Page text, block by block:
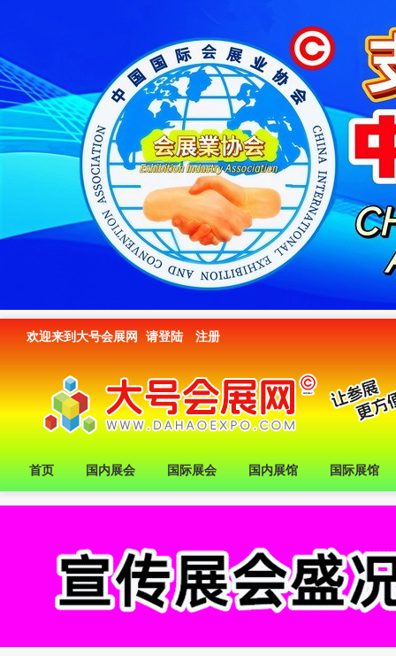
欢迎来到大号会展网 请登陆 注册
首页 国内展会 国际展会 国内展馆 国际展馆